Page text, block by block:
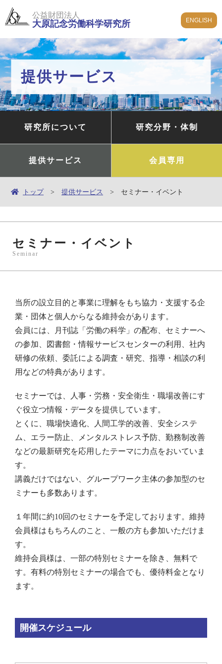
公益財団法人
大原記念労働科学研究所 ENGLISH
提供サービス
研究所について 研究分野・体制
提供サービス 会員専用
トップ 提供サービス セミナー・イベント
セミナー・イベント
Seminar
当所の設立目的と事業に理解をもち協力・支援する企
業・団体と個人からなる維持会があります。
会員には、月刊誌「労働の科学」の配布、セミナーへ
の参加、図書館・情報サービスセンターの利用、社内
研修の依頼、委託による調査・研究、指導・相談の利
用などの特典があります。
セミナーでは、人事・労務・安全衛生・職場改善にす
ぐ役立つ情報・データを提供しています。
とくに、職場快適化、人間工学的改善、安全システ
ム、エラー防止、メンタルストレス予防、勤務制改善
などの最新研究を応用したテーマに力点をおいていま
す。
講義だけではない、グループワーク主体の参加型のセ
ミナーも多数あります。
１年間に約10回のセミナーを予定しております。維持
会員様はもちろんのこと、一般の方も参加いただけま
す。
維持会員様は、一部の特別セミナーを除き、無料で
す。有料の特別セミナーの場合でも、優待料金となり
ます。
開催スケジュール